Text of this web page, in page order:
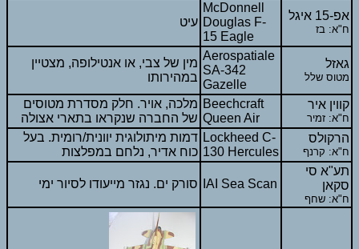
עיט
McDonnell
Douglas F-
15 Eagle
אפ-15 איגל
ח"א: בז
מין של צבי, או אנטילופה, מצטיין
במהירותו
Aerospatiale
SA-342
Gazelle
גאזל
מטוס שלל
מלכה, אויר. חלק מסדרת מטוסים
של החברה שנקראו בתארי אצולה
Beechcraft
Queen Air
קווין איר
ח"א: זמיר
דמות מיתולוגית יוונית/רומית. בעל
כוח אדיר, נלחם במפלצות
Lockheed C-
130 Hercules
הרקולס
ח"א: קרנף
סורק ים. נגזר מייעודו לסיור ימי IAI Sea Scan
תע"א סי
סקאן
ח"א: שחף